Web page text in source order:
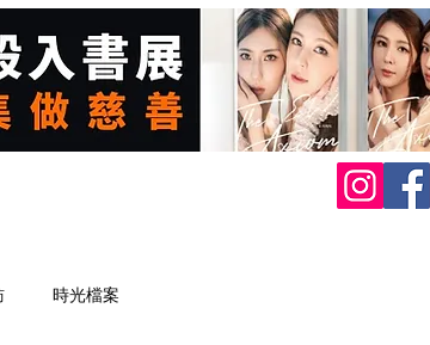
時光檔案